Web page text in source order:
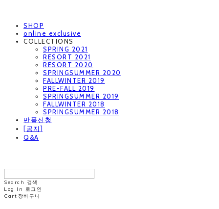
SHOP
online exclusive
COLLECTIONS
SPRING 2021
RESORT 2021
RESORT 2020
SPRINGSUMMER 2020
FALLWINTER 2019
PRE-FALL 2019
SPRINGSUMMER 2019
FALLWINTER 2018
SPRINGSUMMER 2018
반품신청
[공지]
Q&A
Search
검색
Log In
로그인
Cart 장바구니